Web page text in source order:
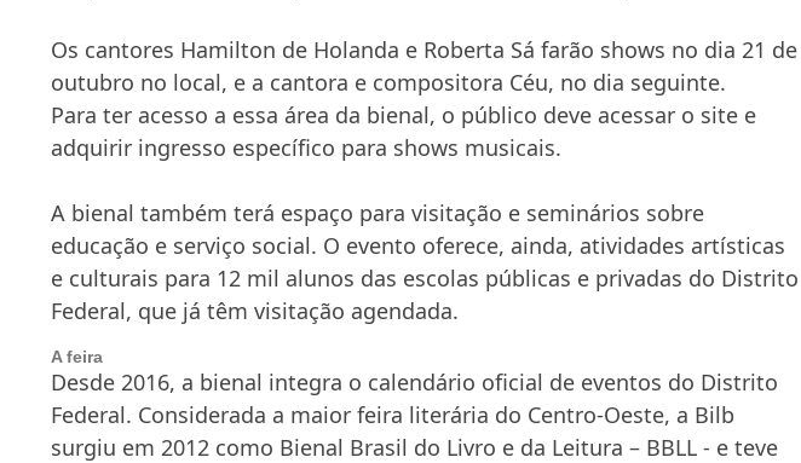
Os cantores Hamilton de Holanda e Roberta Sá farão shows no dia 21 de
outubro no local, e a cantora e compositora Céu, no dia seguinte.
Para ter acesso a essa área da bienal, o público deve acessar o site e
adquirir ingresso específico para shows musicais.
A bienal também terá espaço para visitação e seminários sobre
educação e serviço social. O evento oferece, ainda, atividades artísticas
e culturais para 12 mil alunos das escolas públicas e privadas do Distrito
Federal, que já têm visitação agendada.
A feira
Desde 2016, a bienal integra o calendário oficial de eventos do Distrito
Federal. Considerada a maior feira literária do Centro-Oeste, a Bilb
surgiu em 2012 como Bienal Brasil do Livro e da Leitura – BBLL - e teve